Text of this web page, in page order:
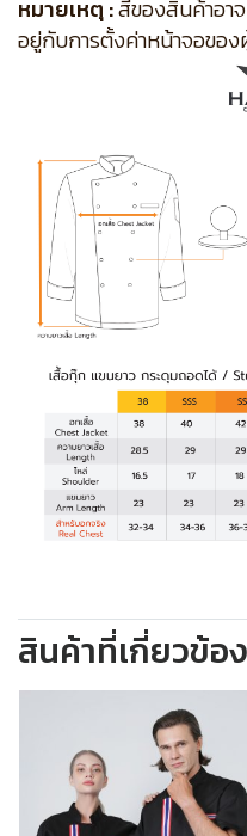
หมายเหตุ :สีของสินค้าอา
อยู่กับการตั้งค่าหน้าจอของ
สินค้าที่เกี่ยวข้อง